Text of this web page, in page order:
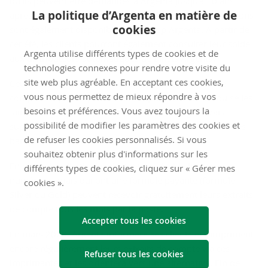
La politique d’Argenta en matière de
cookies
Argenta utilise différents types de cookies et de
technologies connexes pour rendre votre visite du
site web plus agréable. En acceptant ces cookies,
vous nous permettez de mieux répondre à vos
besoins et préférences. Vous avez toujours la
possibilité de modifier les paramètres des cookies et
de refuser les cookies personnalisés. Si vous
souhaitez obtenir plus d'informations sur les
différents types de cookies, cliquez sur « Gérer mes
cookies ».
Accepter tous les cookies
Refuser tous les cookies
après la date de l'extrait. Le solde et l'aperçu des opérations
sont également disponibles dans l'app Argenta. À partir de
aux distributeurs automatiques de billets Argenta.
Ceux qui souhaitent encore recevoir leurs extraits de
compte sur papier peuvent les imprimer chez eux ou se les
faire envoyer par la poste moyennant de légers frais
supplémentaires. Avec cette offre, Argenta reste l'une des
banques les moins chères du marché.
En outre, les clients qui n'ont pas accès à la banque
numérique mais qui ont une formule payante (formule
de compte tous les mois par la poste.
En mars 2023, Argenta informera ses clients qui impriment
encore régulièrement leurs extraits de compte via ces